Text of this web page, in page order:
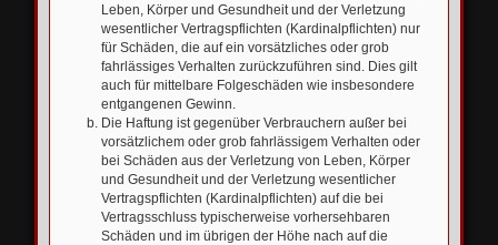
Leben, Körper und Gesundheit und der Verletzung
wesentlicher Vertragspflichten (Kardinalpflichten) nur
für Schäden, die auf ein vorsätzliches oder grob
fahrlässiges Verhalten zurückzuführen sind. Dies gilt
auch für mittelbare Folgeschäden wie insbesondere
entgangenen Gewinn.
Die Haftung ist gegenüber Verbrauchern außer bei
vorsätzlichem oder grob fahrlässigem Verhalten oder
bei Schäden aus der Verletzung von Leben, Körper
und Gesundheit und der Verletzung wesentlicher
Vertragspflichten (Kardinalpflichten) auf die bei
Vertragsschluss typischerweise vorhersehbaren
Schäden und im übrigen der Höhe nach auf die